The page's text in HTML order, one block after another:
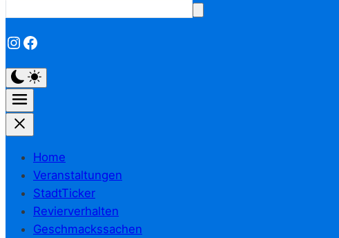
Instagram
Facebook
Home
Veranstaltungen
StadtTicker
Revierverhalten
Geschmackssachen